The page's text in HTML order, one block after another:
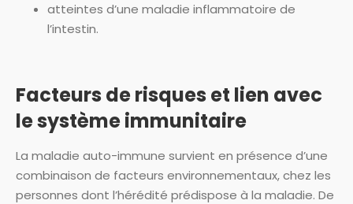
atteintes d’une maladie inflammatoire de
l’intestin.
Facteurs de risques et lien avec
le système immunitaire
La maladie auto-immune survient en présence d’une
combinaison de facteurs environnementaux, chez les
personnes dont l’hérédité prédispose à la maladie. De